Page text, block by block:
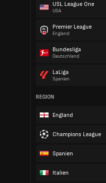
USL League One
USA
Premier League
England
Bundesliga
Deutschland
LaLiga
Spanien
REGION
England
Champions League
Spanien
Italien